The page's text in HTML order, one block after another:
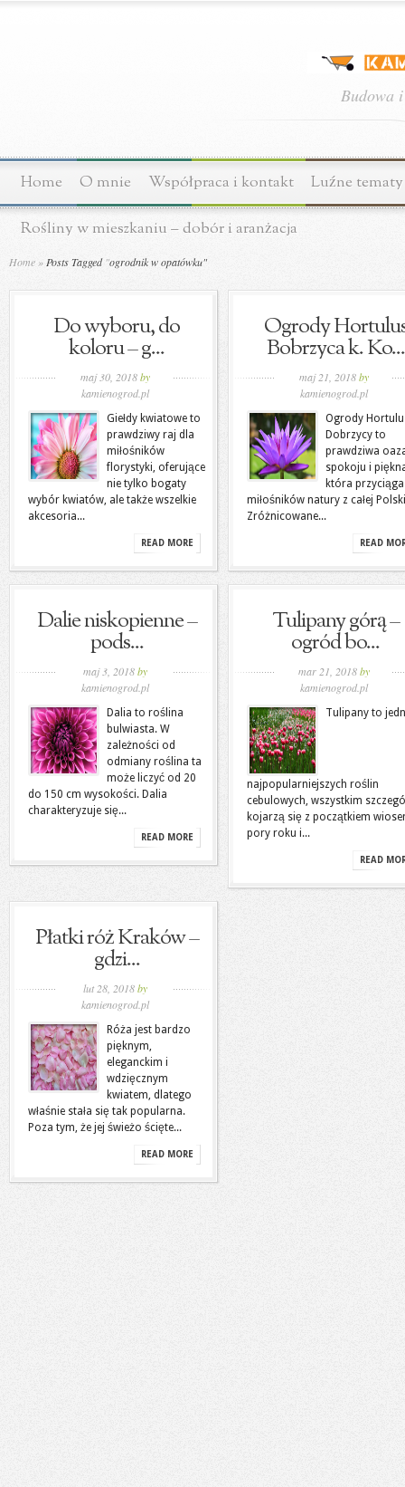
Budowa
Home O mnie Współpraca i kontakt Luźne tematy
Rośliny w mieszkaniu – dobór i aranżacja
Home » Posts Tagged "ogrodnik w opatówku"
Do wyboru, do
koloru – g...
maj 30, 2018by
kamienogrod.pl
Giełdy kwiatowe to
prawdziwy raj dla
miłośników
florystyki, oferujące
nie tylko bogaty
wybór kwiatów, ale także wszelkie
akcesoria...
READ MORE
Ogrody
Bobrzyca k. Ko...
maj 21, 2018by
kamienogrod.pl
Ogrody
Dobrzycy to
prawdziwa
spokoju i
która przyciąga
miłośników natury z całej
Zróżnicowane...
READ
Dalie niskopienne –
pods...
maj 3, 2018by
kamienogrod.pl
Dalia to roślina
bulwiasta. W
zależności od
odmiany roślina ta
może liczyć od 20
do 150 cm wysokości. Dalia
charakteryzuje się...
READ MORE
Tulipany górą –
ogród bo...
mar 21, 2018by
kamienogrod.pl
Tulipany to
najpopularniejszych roślin
cebulowych, wszystkim
kojarzą się z początkiem
pory roku i...
READ
Płatki róż Kraków –
gdzi...
lut 28, 2018by
kamienogrod.pl
Róża jest bardzo
pięknym,
eleganckim i
wdzięcznym
kwiatem, dlatego
właśnie stała się tak popularna.
Poza tym, że jej świeżo ścięte...
READ MORE